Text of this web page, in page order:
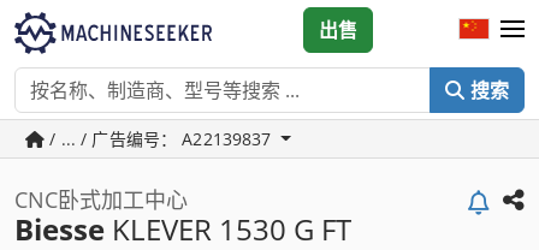
搜索
出售
/ ... / 广告编号： A22139837
CNC卧式加工中心
Biesse KLEVER 1530 G FT